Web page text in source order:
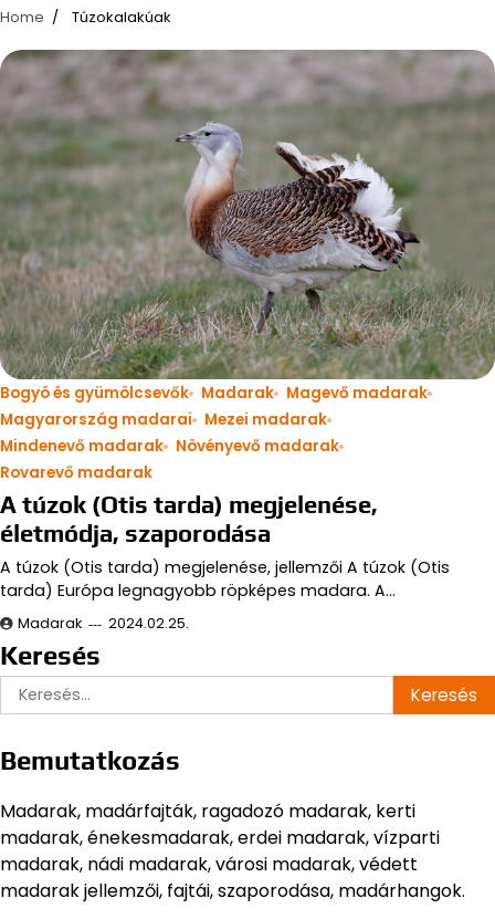
Home Túzokalakúak
Bogyó és gyümölcsevők Madarak
Magevő madarak
Magyarország madarai
Mezei madarak
Mindenevő madarak
Növényevő madarak
Rovarevő madarak
A túzok (Otis tarda) megjelenése,
életmódja, szaporodása
A túzok (Otis tarda) megjelenése, jellemzői A túzok (Otis
tarda) Európa legnagyobb röpképes madara. A…
Madarak 2024.02.25.
Keresés
Keresés:
Bemutatkozás
Madarak, madárfajták, ragadozó madarak, kerti
madarak, énekesmadarak, erdei madarak, vízparti
madarak, nádi madarak, városi madarak, védett
madarak jellemzői, fajtái, szaporodása, madárhangok.